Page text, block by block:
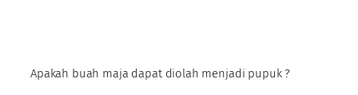
Apakah buah maja dapat diolah menjadi pupuk ?